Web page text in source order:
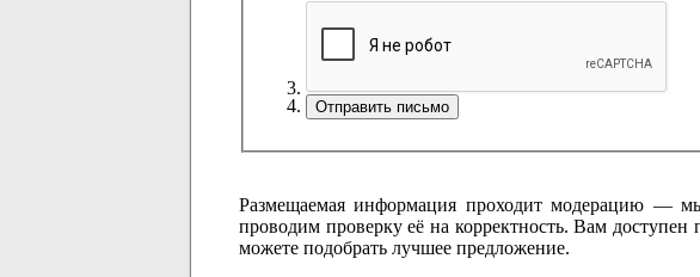
Размещаемая информация проходит модерацию —
проводим проверку её на корректность. Вам
можете подобрать лучшее предложение.